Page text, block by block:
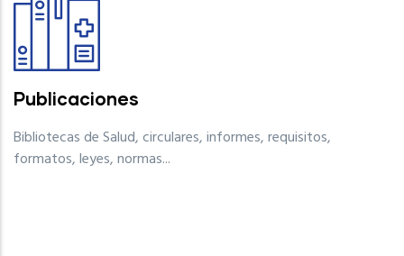
Publicaciones
Bibliotecas de Salud, circulares, informes, requisitos,
formatos, leyes, normas...